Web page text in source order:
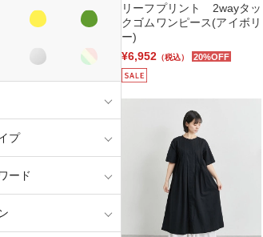
プ
ード
リーフプリント 2wayタッ
クゴムワンピース(アイボリ
ー)
¥6,952 （税込） 20%OFF